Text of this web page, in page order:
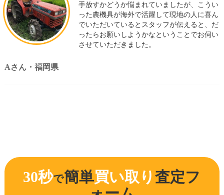
手放すかどうか悩まれていましたが、こうい
った農機具が海外で活躍して現地の人に喜ん
でいただいているとスタッフが伝えると、だ
ったらお願いしようかなということでお伺い
させていただきました。
Aさん・福岡県
30秒で簡単買い取り査定フ